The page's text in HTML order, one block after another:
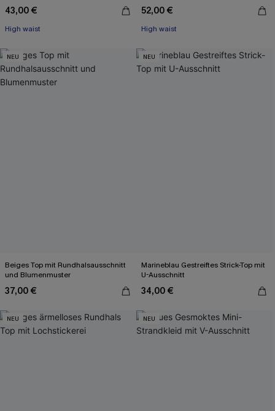
43,00 €
High waist
52,00 €
High waist
NEU
Beiges Top mit Rundhalsausschnitt
und Blumenmuster
37,00 €
NEU
Marineblau Gestreiftes Strick-Top mit
U-Ausschnitt
34,00 €
NEU NEU